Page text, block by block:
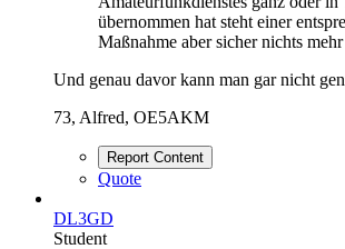
übernommen hat steht einer
Maßnahme aber sicher nichts
Und genau davor kann man gar nicht
73, Alfred, OE5AKM
Report Content
Quote
DL3GD
Student